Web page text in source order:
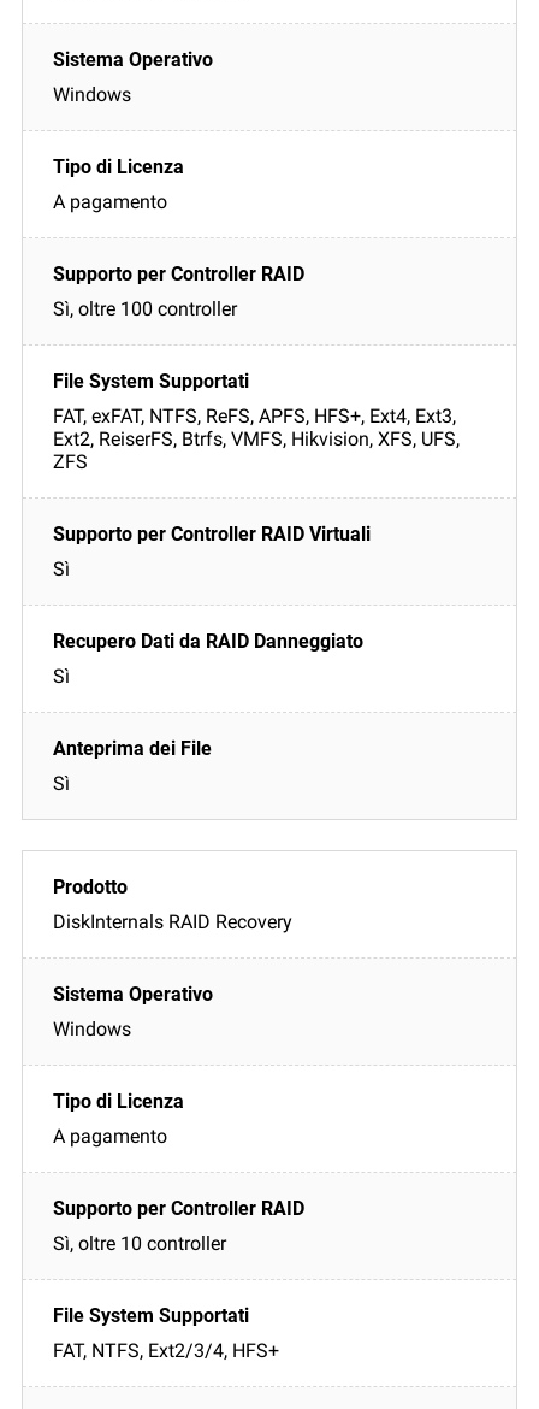
Windows
A pagamento
Sì, oltre 100 controller
FAT, exFAT, NTFS, ReFS, APFS, HFS+, Ext4, Ext3,
Ext2, ReiserFS, Btrfs, VMFS, Hikvision, XFS, UFS,
ZFS
Sì
Sì
Sì
DiskInternals RAID Recovery
Windows
A pagamento
Sì, oltre 10 controller
FAT, NTFS, Ext2/3/4, HFS+